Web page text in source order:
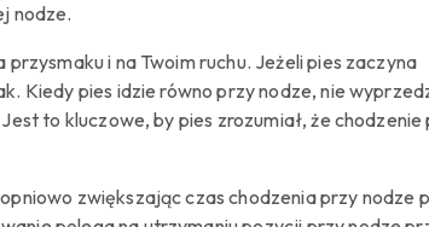
nodze.
i na Twoim ruchu. Jeżeli pies zaczyna
Kiedy pies idzie równo przy nodze, nie
to kluczowe, by pies zrozumiał, że chodzenie
zwiększając czas chodzenia przy nodze